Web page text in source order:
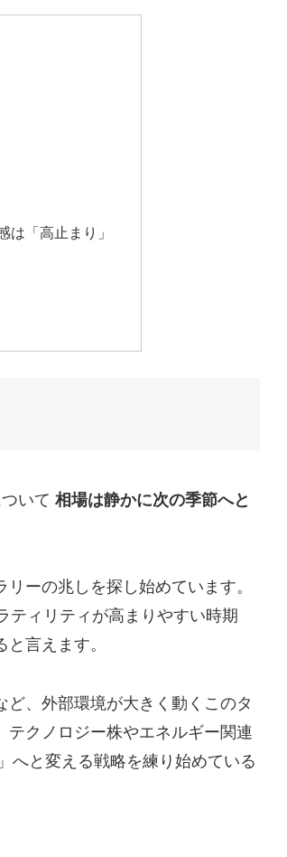
「高止まり」
いて 相場は静かに次の季節へと
ーの兆しを探し始めています。
ティリティが高まりやすい時期
言えます。
、外部環境が大きく動くこのタ
テクノロジー株やエネルギー関連
へと変える戦略を練り始めている